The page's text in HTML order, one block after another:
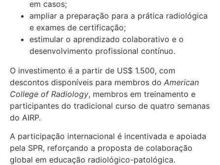
em casos;
ampliar a preparação para a prática radiológica
e exames de certificação;
estimular o aprendizado colaborativo e o
desenvolvimento profissional contínuo.
O investimento é a partir de US$ 1.500, com
descontos disponíveis para membros do American
College of Radiology, membros em treinamento e
participantes do tradicional curso de quatro semanas
do AIRP.
A participação internacional é incentivada e apoiada
pela SPR, reforçando a proposta de colaboração
global em educação radiológico-patológica.